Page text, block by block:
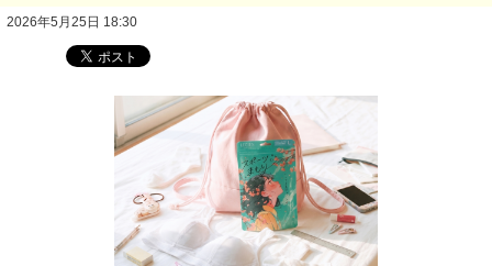
2026年5月25日 18:30